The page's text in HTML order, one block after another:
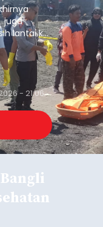
juga
lantai ke
- 21:06